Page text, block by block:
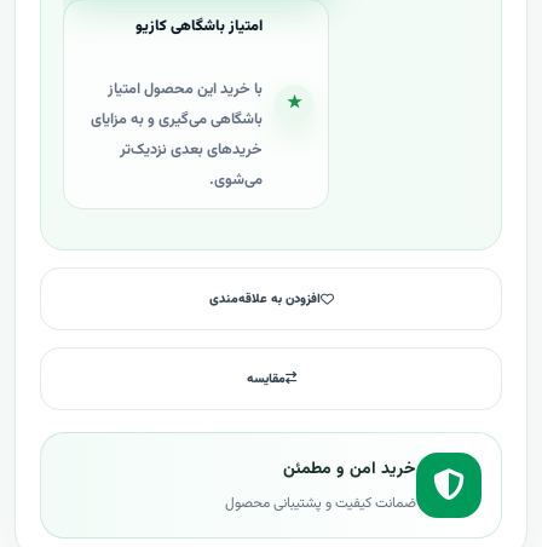
★
امتیاز باشگاهی کازیو
با خرید این محصول امتیاز
باشگاهی می‌گیری و به مزایای
خریدهای بعدی نزدیک‌تر
می‌شوی.
افزودن به علاقه‌مندی
مقایسه
خرید امن و مطمئن
ضمانت کیفیت و پشتیبانی محصول